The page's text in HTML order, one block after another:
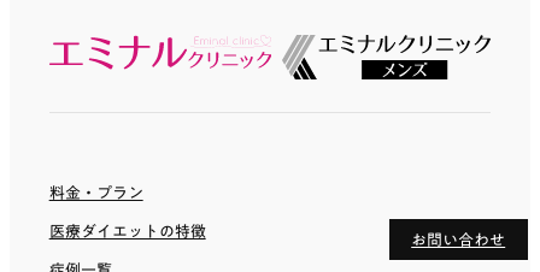
料金・プラン
医療ダイエットの特徴
お問い合わせ